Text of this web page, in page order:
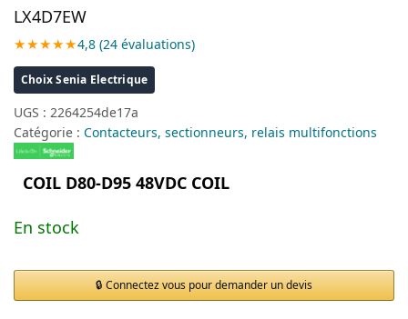
LX4D7EW
★★★★★4,8 (24 évaluations)
Choix Senia Electrique
UGS : 2264254de17a
Catégorie : Contacteurs, sectionneurs, relais multifonctions
COIL D80-D95 48VDC COIL
En stock
Connectez vous pour demander un devis